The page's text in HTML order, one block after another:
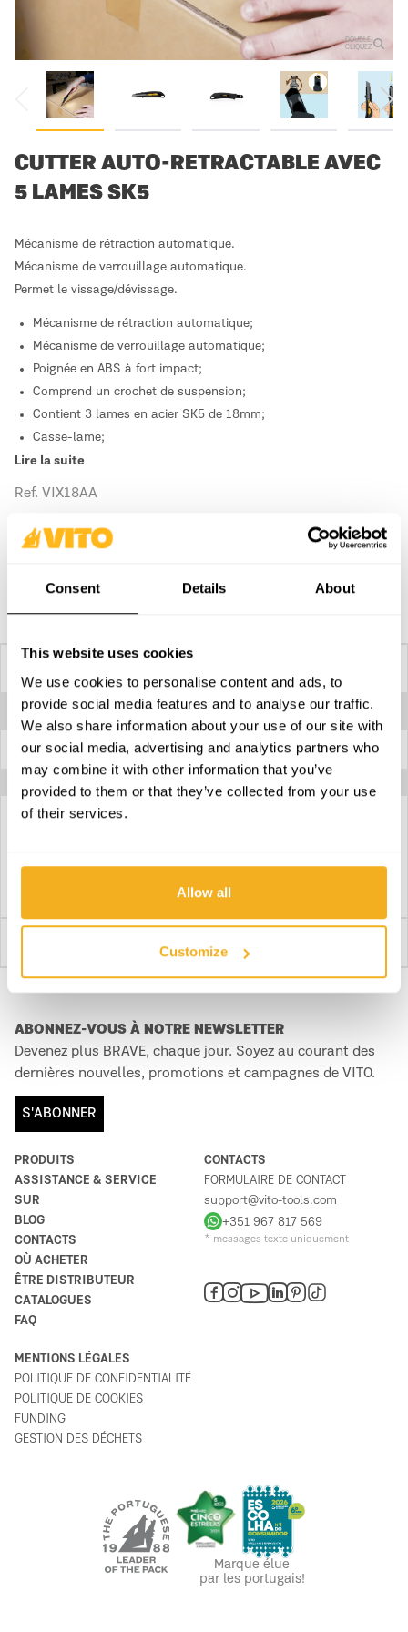
Consent Details About
This website uses cookies
We use cookies to personalise content and ads, to
provide social media features and to analyse our traffic.
We also share information about your use of our site with
our social media, advertising and analytics partners who
may combine it with other information that you’ve
provided to them or that they’ve collected from your use
of their services.
Allow all
Customize
DOUBLE-
CLIQUEZ
CUTTER AUTO-RETRACTABLE AVEC
5 LAMES SK5
Mécanisme de rétraction automatique.
Mécanisme de verrouillage automatique.
Permet le vissage/dévissage.
Mécanisme de rétraction automatique;
Mécanisme de verrouillage automatique;
Poignée en ABS à fort impact;
Comprend un crochet de suspension;
Contient 3 lames en acier SK5 de 18mm;
Casse-lame;
Permet de visser/dévisser, de couper le carton, entre autres.
Lire la suite
Ref. VIX18AA
Acheter sur place
Lame VILX18A
Matériau Métallique revêtu en TPR
Description détaillée
PRODUITS
ASSISTANCE & SERVICE
SUR
BLOG
CONTACTS
OÙ ACHETER
ÊTRE DISTRIBUTEUR
CATALOGUES
FAQ
CONTACTS
FORMULAIRE DE CONTACT
support@vito-tools.com
+351 967 817 569
* messages texte uniquement
MENTIONS LÉGALES
POLITIQUE DE CONFIDENTIALITÉ
POLITIQUE DE COOKIES
FUNDING
GESTION DES DÉCHETS
ABONNEZ-VOUS À NOTRE NEWSLETTER
Devenez plus BRAVE, chaque jour. Soyez au courant des
dernières nouvelles, promotions et campagnes de VITO.
S'ABONNER
Marque élue
par les portugais!